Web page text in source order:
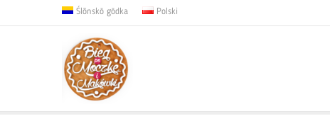
Ślōnskŏ gŏdka Polski